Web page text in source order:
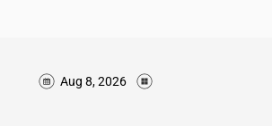
Aug 8, 2026